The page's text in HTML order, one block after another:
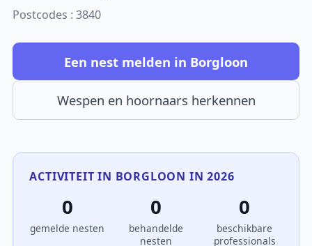
Postcodes : 3840
Een nest melden in Borgloon
Wespen en hoornaars herkennen
ACTIVITEIT IN BORGLOON IN 2026
0
gemelde nesten
0
behandelde
nesten
0
beschikbare
professionals